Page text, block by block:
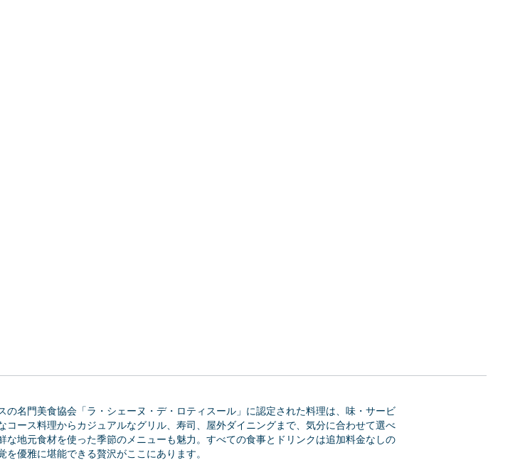
名門美食協会「ラ・シェーヌ・デ・ロティスール」に認定された料理は、味・サービ
ース料理からカジュアルなグリル、寿司、屋外ダイニングまで、気分に合わせて選べ
地元食材を使った季節のメニューも魅力。すべての食事とドリンクは追加料金なしの
優雅に堪能できる贅沢がここにあります。